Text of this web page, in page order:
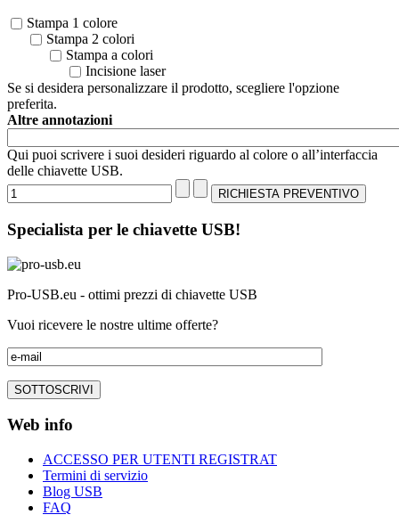
Stampa 1 colore
Stampa 2 colori
Stampa a colori
Incisione laser
Se si desidera personalizzare il prodotto, scegliere l'opzione
preferita.
Altre annotazioni
Qui puoi scrivere i suoi desideri riguardo al colore o all’interfaccia
delle chiavette USB.
Specialista per le chiavette USB!
Pro-USB.eu - ottimi prezzi di chiavette USB
Vuoi ricevere le nostre ultime offerte?
Web info
ACCESSO PER UTENTI REGISTRAT
Termini di servizio
Blog USB
FAQ